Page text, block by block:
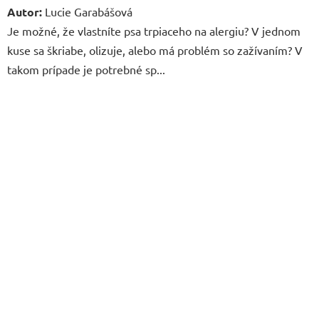
Autor: Lucie Garabášová
Je možné, že vlastníte psa trpiaceho na alergiu? V jednom
kuse sa škriabe, olizuje, alebo má problém so zažívaním? V
takom prípade je potrebné sp...